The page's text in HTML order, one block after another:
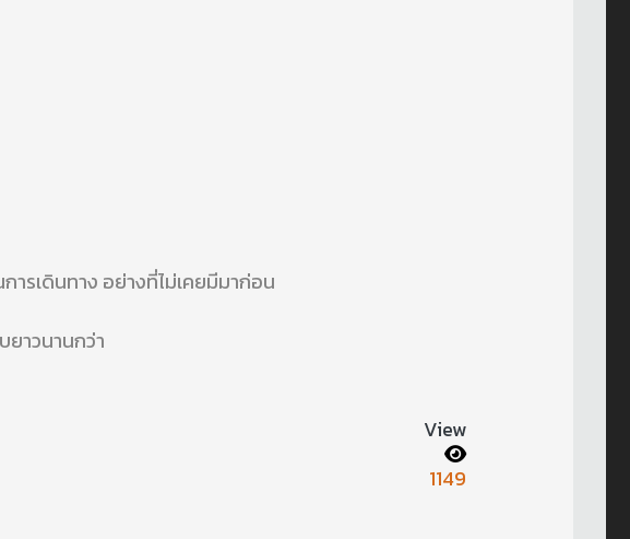
ารเดินทาง อย่างที่ไม่เคยมีมาก่อน
ยาวนานกว่า
View
1149